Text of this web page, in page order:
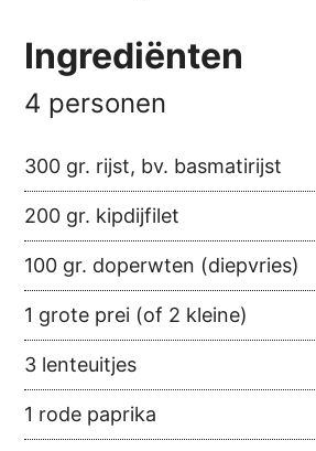
Ingrediënten
4 personen
300 gr. rijst, bv. basmatirijst
200 gr. kipdijfilet
100 gr. doperwten (diepvries)
1 grote prei (of 2 kleine)
3 lenteuitjes
1 rode paprika